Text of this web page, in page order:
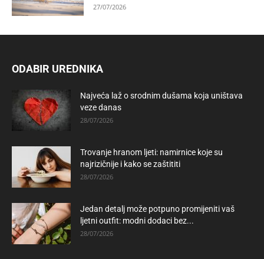
27/07/2026
ODABIR UREDNIKA
Najveća laž o srodnim dušama koja uništava
veze danas
28/07/2026
Trovanje hranom ljeti: namirnice koje su
najrizičnije i kako se zaštititi
28/07/2026
Jedan detalj može potpuno promijeniti vaš
ljetni outfit: modni dodaci bez...
28/07/2026